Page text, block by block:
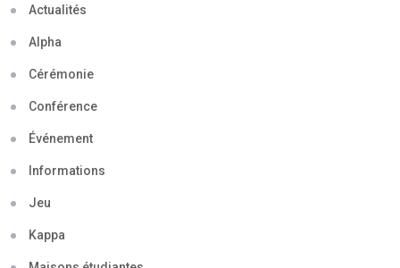
Actualités
Alpha
Cérémonie
Conférence
Événement
Informations
Jeu
Kappa